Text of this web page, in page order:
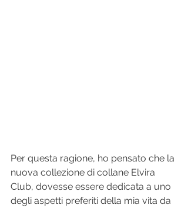
Per questa ragione, ho pensato che la
nuova collezione di collane Elvira
Club, dovesse essere dedicata a uno
degli aspetti preferiti della mia vita da